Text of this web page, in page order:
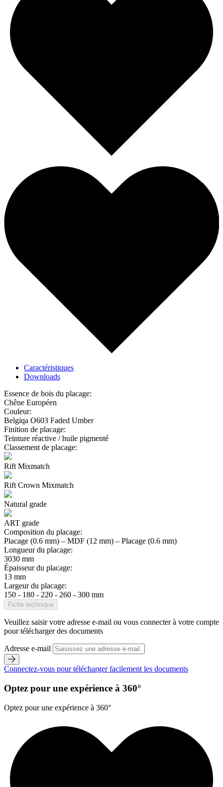
Caractéristiques
Downloads
Essence de bois du placage:
Chêne Européen
Couleur:
Belgiqa O603 Faded Umber
Finition de placage:
Teinture réactive / huile pigmenté
Classement de placage:
Rift Mixmatch
Rift Crown Mixmatch
Natural grade
ART grade
Composition du placage:
Placage (0.6 mm) – MDF (12 mm) – Placage (0.6 mm)
Longueur du placage:
3030 mm
Épaisseur du placage:
13 mm
Largeur du placage:
150 - 180 - 220 - 260 - 300 mm
Fiche technique
Veuillez saisir votre adresse e-mail ou vous connecter à votre compte
pour télécharger des documents
Adresse e-mail
Connectez-vous pour télécharger facilement les documents
Optez pour une expérience à 360°
Optez pour une expérience à 360°